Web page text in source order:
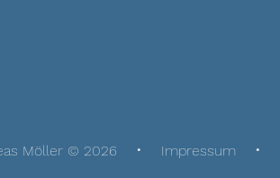
Möller © 2026 Impressum